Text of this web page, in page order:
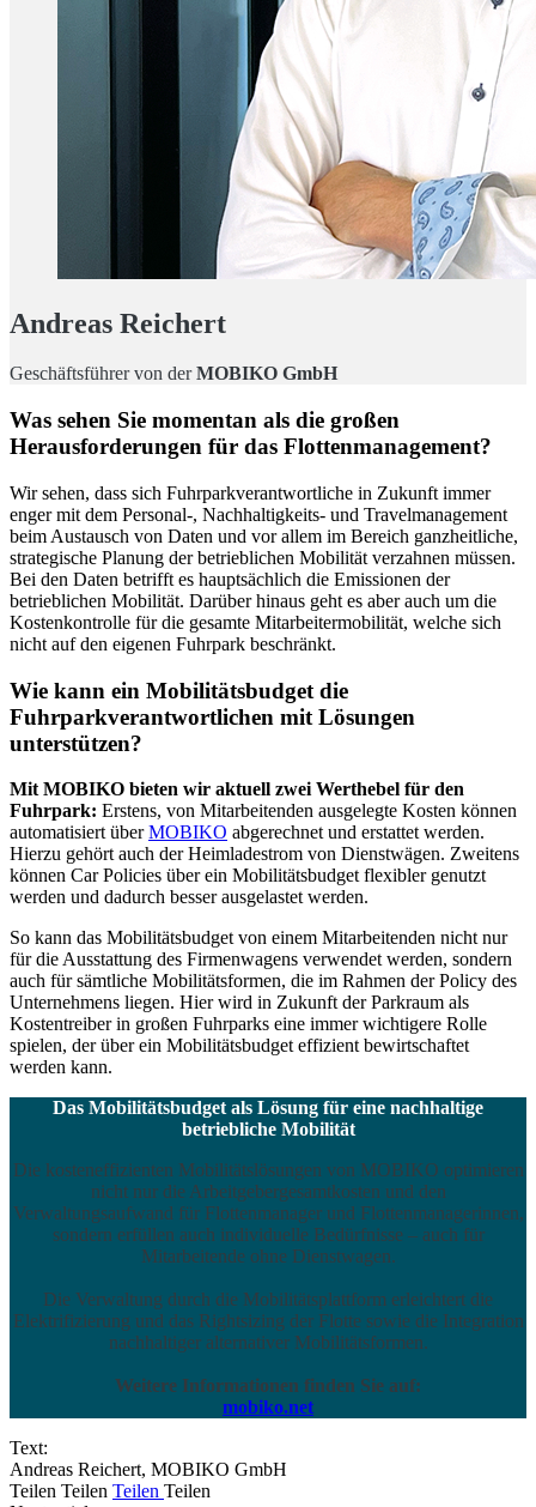
Andreas Reichert
Geschäftsführer von derMOBIKO GmbH
Was sehen Sie momentan als die großen
Herausforderungen für das Flottenmanagement?
Wir sehen, dass sich Fuhrparkverantwortliche in Zukunft immer
enger mit dem Personal-, Nachhaltigkeits- und Travelmanagement
beim Austausch von Daten und vor allem im Bereich ganzheitliche,
strategische Planung der betrieblichen Mobilität verzahnen müssen.
Bei den Daten betrifft es hauptsächlich die Emissionen der
betrieblichen Mobilität. Darüber hinaus geht es aber auch um die
Kostenkontrolle für die gesamte Mitarbeitermobilität, welche sich
nicht auf den eigenen Fuhrpark beschränkt.
Wie kann ein Mobilitätsbudget die
Fuhrparkverantwortlichen mit Lösungen
unterstützen?
Mit MOBIKO bieten wir aktuell zwei Werthebel für den
Fuhrpark: Erstens, von Mitarbeitenden ausgelegte Kosten können
automatisiert überMOBIKO abgerechnet und erstattet werden.
Hierzu gehört auch der Heimladestrom von Dienstwägen. Zweitens
können Car Policies über ein Mobilitätsbudget flexibler genutzt
werden und dadurch besser ausgelastet werden.
So kann das Mobilitätsbudget von einem Mitarbeitenden nicht nur
für die Ausstattung des Firmenwagens verwendet werden, sondern
auch für sämtliche Mobilitätsformen, die im Rahmen der Policy des
Unternehmens liegen. Hier wird in Zukunft der Parkraum als
Kostentreiber in großen Fuhrparks eine immer wichtigere Rolle
spielen, der über ein Mobilitätsbudget effizient bewirtschaftet
werden kann.
Das Mobilitätsbudget als Lösung für eine nachhaltige
betriebliche Mobilität
Die kosteneffizienten Mobilitätslösungen von MOBIKO optimieren
nicht nur die Arbeitgebergesamtkosten und den
Verwaltungsaufwand für Flottenmanager und Flottenmanagerinnen,
sondern erfüllen auch individuelle Bedürfnisse – auch für
Mitarbeitende ohne Dienstwagen.
Die Verwaltung durch die Mobilitätsplattform erleichtert die
Elektrifizierung und das Rightsizing der Flotte sowie die Integration
nachhaltiger alternativer Mobilitätsformen.
Weitere Informationen finden Sie auf:
mobiko.net
Text:
Andreas Reichert, MOBIKO GmbH
Teilen Teilen Teilen Teilen